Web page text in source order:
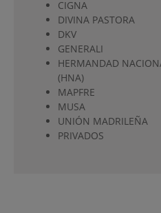
CIGNA
DIVINA PASTORA
DKV
GENERALI
HERMANDAD
(HNA)
MAPFRE
MUSA
UNIÓN MADRILEÑA
PRIVADOS